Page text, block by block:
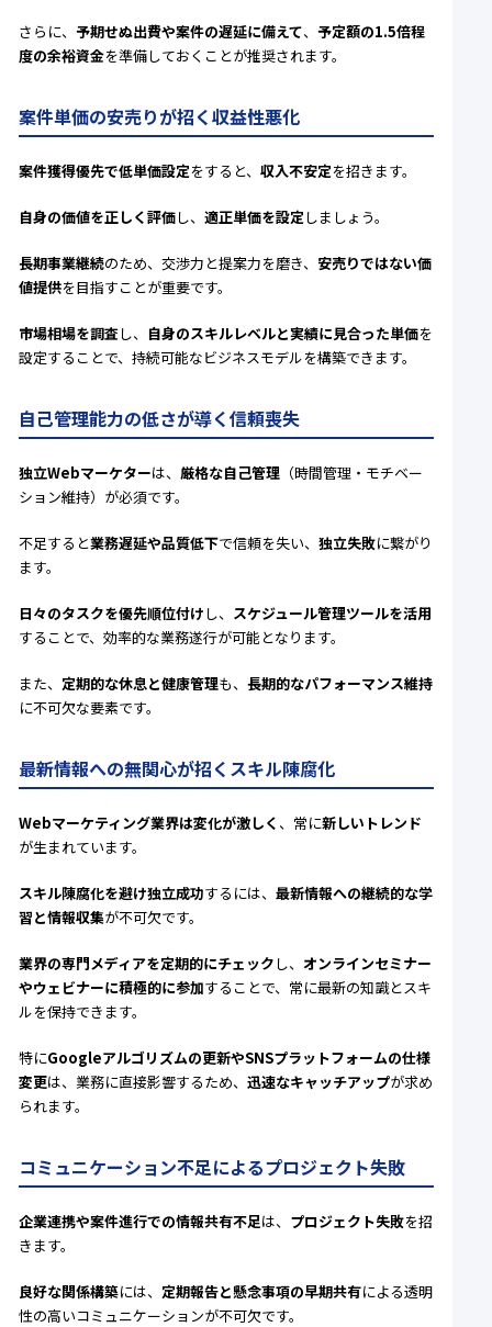
さらに、予期せぬ出費や案件の遅延に備えて、予定額の1.5倍程
度の余裕資金を準備しておくことが推奨されます。
案件単価の安売りが招く収益性悪化
案件獲得優先で低単価設定をすると、収入不安定を招きます。
自身の価値を正しく評価し、適正単価を設定 しましょう。
長期事業継続のため、交渉力と提案力を磨き、 安売りではない価
値提供を目指すことが重要です。
市場相場を調査し、 自身のスキルレベルと実績に見合った単価を
設定することで、持続可能なビジネスモデルを構築できます。
自己管理能力の低さが導く信頼喪失
独立Webマーケターは、 厳格な自己管理 （時間管理・モチベー
ション維持）が必須です。
不足すると業務遅延や品質低下で信頼を失い、独立失敗に繋がり
ます。
日々のタスクを優先順位付け し、 スケジュール管理ツールを活用
することで、効率的な業務遂行が可能となります。
また、 定期的な休息と健康管理も、長期的なパフォーマンス維持
に不可欠な要素です。
最新情報への無関心が招くスキル陳腐化
Webマーケティング業界は変化が激しく 、常に新しいトレンド
が生まれています。
スキル陳腐化を避け独立成功するには、最新情報への継続的な学
習と情報収集が不可欠です。
業界の専門メディアを定期的にチェック し、 オンラインセミナー
やウェビナーに積極的に参加することで、常に最新の知識とスキ
ルを保持できます。
特にGoogleアルゴリズムの更新やSNSプラットフォームの仕様
変更は、業務に直接影響するため、迅速なキャッチアップが求め
られます。
コミュニケーション不足によるプロジェクト失敗
企業連携や案件進行での情報共有不足は、 プロジェクト失敗を招
きます。
良好な関係構築には、 定期報告と懸念事項の早期共有による透明
性の高いコミュニケーションが不可欠です。